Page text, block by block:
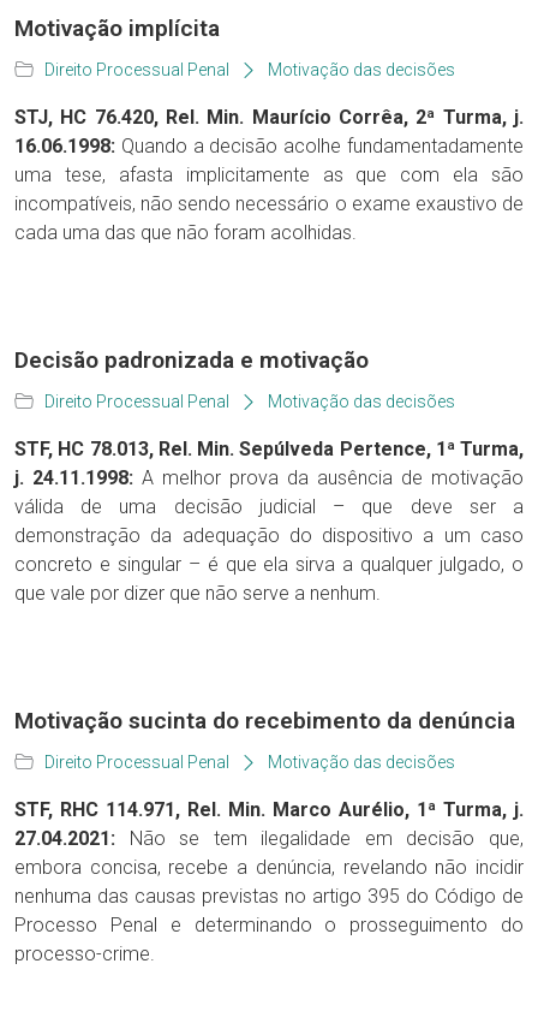
Motivação implícita
Direito Processual Penal Motivação das decisões
STJ, HC 76.420, Rel. Min. Maurício Corrêa, 2ª Turma, j.
16.06.1998: Quando a decisão acolhe fundamentadamente
uma tese, afasta implicitamente as que com ela são
incompatíveis, não sendo necessário o exame exaustivo de
cada uma das que não foram acolhidas.
Decisão padronizada e motivação
Direito Processual Penal Motivação das decisões
STF, HC 78.013, Rel. Min. Sepúlveda Pertence, 1ª Turma,
j. 24.11.1998: A melhor prova da ausência de motivação
válida de uma decisão judicial – que deve ser a
demonstração da adequação do dispositivo a um caso
concreto e singular – é que ela sirva a qualquer julgado, o
que vale por dizer que não serve a nenhum.
Motivação sucinta do recebimento da denúncia
Direito Processual Penal Motivação das decisões
STF, RHC 114.971, Rel. Min. Marco Aurélio, 1ª Turma, j.
27.04.2021: Não se tem ilegalidade em decisão que,
embora concisa, recebe a denúncia, revelando não incidir
nenhuma das causas previstas no artigo 395 do Código de
Processo Penal e determinando o prosseguimento do
processo-crime.